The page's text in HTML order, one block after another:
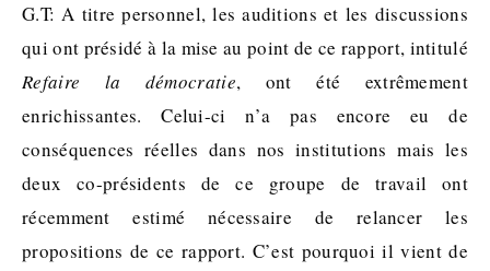
G.T: A titre personnel, les auditions et les discussions
qui ont présidé à la mise au point de ce rapport, intitulé
Refaire la démocratie, ont été extrêmement
enrichissantes. Celui-ci n’a pas encore eu de
conséquences réelles dans nos institutions mais les
deux co-présidents de ce groupe de travail ont
récemment estimé nécessaire de relancer les
propositions de ce rapport. C’est pourquoi il vient de